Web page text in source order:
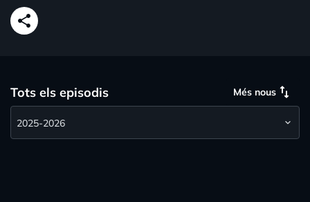
share
Tots els episodis Més nous swap_vert